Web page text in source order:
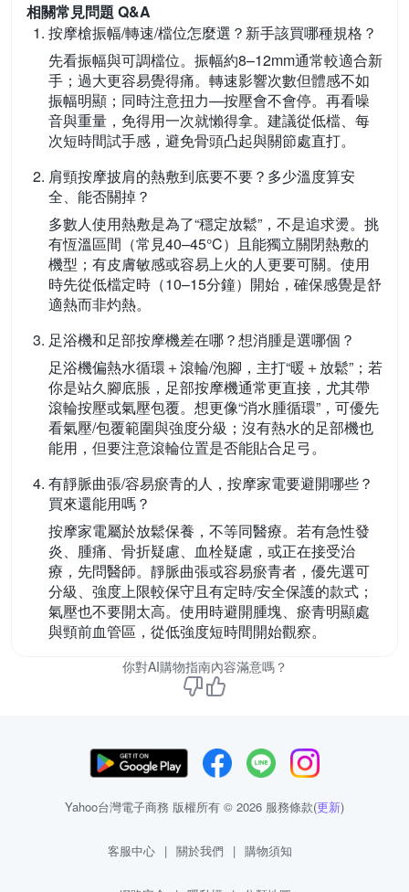
相關常見問題 Q&A
按摩槍振幅/轉速/檔位怎麼選？新手該買哪種規格？
先看振幅與可調檔位。振幅約8–12mm通常較適合新
手；過大更容易覺得痛。轉速影響次數但體感不如
振幅明顯；同時注意扭力—按壓會不會停。再看噪
音與重量，免得用一次就懶得拿。建議從低檔、每
次短時間試手感，避免骨頭凸起與關節處直打。
肩頸按摩披肩的熱敷到底要不要？多少溫度算安
全、能否關掉？
多數人使用熱敷是為了“穩定放鬆”，不是追求燙。挑
有恆溫區間（常見40–45°C）且能獨立關閉熱敷的
機型；有皮膚敏感或容易上火的人更要可關。使用
時先從低檔定時（10–15分鐘）開始，確保感覺是舒
適熱而非灼熱。
足浴機和足部按摩機差在哪？想消腫是選哪個？
足浴機偏熱水循環＋滾輪/泡腳，主打“暖＋放鬆”；若
你是站久腳底脹，足部按摩機通常更直接，尤其帶
滾輪按壓或氣壓包覆。想更像“消水腫循環”，可優先
看氣壓/包覆範圍與強度分級；沒有熱水的足部機也
能用，但要注意滾輪位置是否能貼合足弓。
有靜脈曲張/容易瘀青的人，按摩家電要避開哪些？
買來還能用嗎？
按摩家電屬於放鬆保養，不等同醫療。若有急性發
炎、腫痛、骨折疑慮、血栓疑慮，或正在接受治
療，先問醫師。靜脈曲張或容易瘀青者，優先選可
分級、強度上限較保守且有定時/安全保護的款式；
氣壓也不要開太高。使用時避開腫塊、瘀青明顯處
與頸前血管區，從低強度短時間開始觀察。
你對AI購物指南內容滿意嗎？
Yahoo台灣電子商務 版權所有 © 2026 服務條款(更新)
客服中心 | 關於我們 | 購物須知